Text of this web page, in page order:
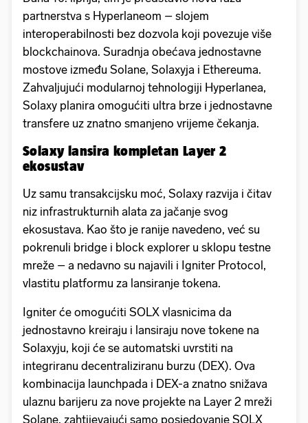
partnerstva s Hyperlaneom – slojem
interoperabilnosti bez dozvola koji povezuje više
blockchainova. Suradnja obećava jednostavne
mostove između Solane, Solaxyja i Ethereuma.
Zahvaljujući modularnoj tehnologiji Hyperlanea,
Solaxy planira omogućiti ultra brze i jednostavne
transfere uz znatno smanjeno vrijeme čekanja.
Solaxy lansira kompletan Layer 2
ekosustav
Uz samu transakcijsku moć, Solaxy razvija i čitav
niz infrastrukturnih alata za jačanje svog
ekosustava. Kao što je ranije navedeno, već su
pokrenuli bridge i block explorer u sklopu testne
mreže – a nedavno su najavili i Igniter Protocol,
vlastitu platformu za lansiranje tokena.
Igniter će omogućiti SOLX vlasnicima da
jednostavno kreiraju i lansiraju nove tokene na
Solaxyju, koji će se automatski uvrstiti na
integriranu decentraliziranu burzu (DEX). Ova
kombinacija launchpada i DEX-a znatno snižava
ulaznu barijeru za nove projekte na Layer 2 mreži
Solane, zahtijevajući samo posjedovanje SOLX